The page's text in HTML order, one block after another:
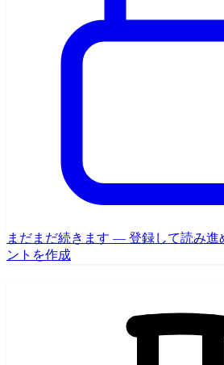
まだまだ続きます — 登録して読み進
ントを作成